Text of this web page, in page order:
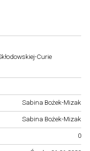
Curie
Sabina Bożek-Mizak
Sabina Bożek-Mizak
0